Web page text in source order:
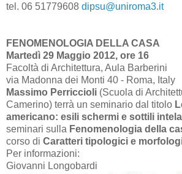
tel. 06 51779608 dipsu@uniroma3.it
FENOMENOLOGIA DELLA CASA
Martedì 29 Maggio 2012, ore 16
Facoltà di Architettura, Aula Barberini
via Madonna dei Monti 40 - Roma, Italy
Massimo Perriccioli (Scuola di
Camerino) terrà un seminario dal titolo
americano: esili schermi e sottili
seminari sulla Fenomenologia della
corso di Caratteri tipologici e
Per informazioni:
Giovanni Longobardi